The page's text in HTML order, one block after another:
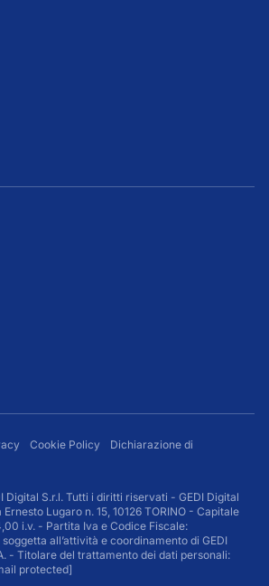
Cookie Policy
Dichiarazione di
S.r.l. Tutti i diritti riservati - GEDI Digital
Ernesto Lugaro n. 15, 10126 TORINO - Capitale
i.v. - Partita Iva e Codice Fiscale:
all’attività e coordinamento di GEDI
- Titolare del trattamento dei dati personali:
protected]